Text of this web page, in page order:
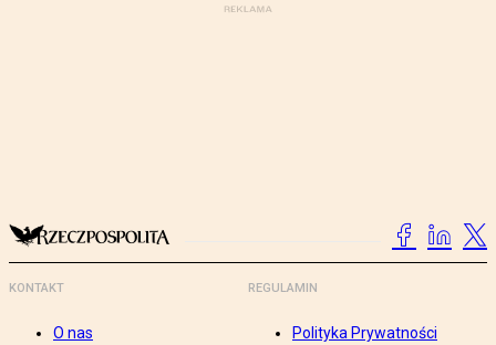
KONTAKT
O nas
REGULAMIN
Polityka Prywatności